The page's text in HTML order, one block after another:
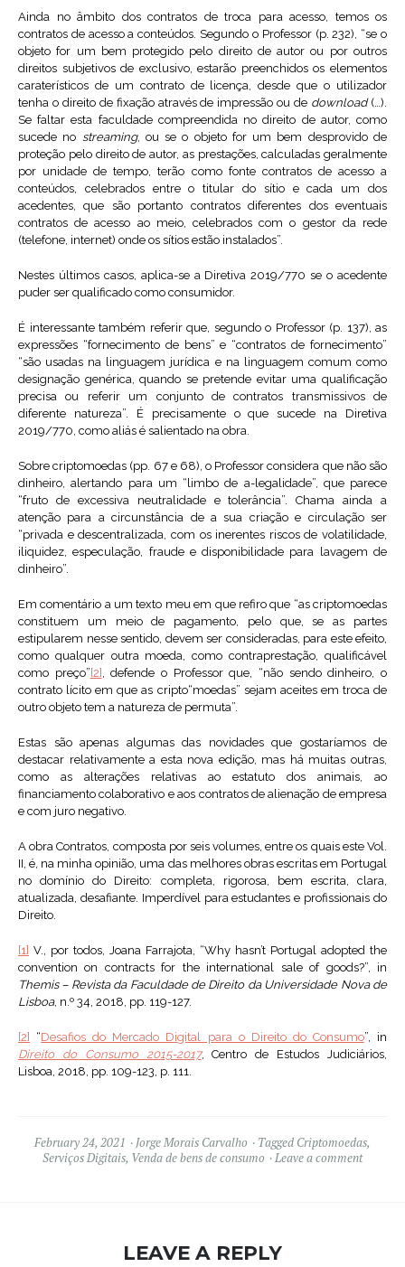
Ainda no âmbito dos contratos de troca para acesso, temos os
contratos de acesso a conteúdos. Segundo o Professor (p. 232), “se o
objeto for um bem protegido pelo direito de autor ou por outros
direitos subjetivos de exclusivo, estarão preenchidos os elementos
caraterísticos de um contrato de licença, desde que o utilizador
tenha o direito de fixação através de impressão ou de download(…).
Se faltar esta faculdade compreendida no direito de autor, como
sucede no streaming, ou se o objeto for um bem desprovido de
proteção pelo direito de autor, as prestações, calculadas geralmente
por unidade de tempo, terão como fonte contratos de acesso a
conteúdos, celebrados entre o titular do sítio e cada um dos
acedentes, que são portanto contratos diferentes dos eventuais
contratos de acesso ao meio, celebrados com o gestor da rede
(telefone, internet) onde os sítios estão instalados”.
Nestes últimos casos, aplica-se a Diretiva 2019/770 se o acedente
puder ser qualificado como consumidor.
É interessante também referir que, segundo o Professor (p. 137), as
expressões “fornecimento de bens” e “contratos de fornecimento”
“são usadas na linguagem jurídica e na linguagem comum como
designação genérica, quando se pretende evitar uma qualificação
precisa ou referir um conjunto de contratos transmissivos de
diferente natureza”. É precisamente o que sucede na Diretiva
2019/770, como aliás é salientado na obra.
Sobre criptomoedas (pp. 67 e 68), o Professor considera que não são
dinheiro, alertando para um “limbo de a-legalidade”, que parece
“fruto de excessiva neutralidade e tolerância”. Chama ainda a
atenção para a circunstância de a sua criação e circulação ser
“privada e descentralizada, com os inerentes riscos de volatilidade,
iliquidez, especulação, fraude e disponibilidade para lavagem de
dinheiro”.
Em comentário a um texto meu em que refiro que “as criptomoedas
constituem um meio de pagamento, pelo que, se as partes
estipularem nesse sentido, devem ser consideradas, para este efeito,
como qualquer outra moeda, como contraprestação, qualificável
como preço” [2] , defende o Professor que, “não sendo dinheiro, o
contrato lícito em que as cripto“moedas” sejam aceites em troca de
outro objeto tem a natureza de permuta”.
Estas são apenas algumas das novidades que gostaríamos de
destacar relativamente a esta nova edição, mas há muitas outras,
como as alterações relativas ao estatuto dos animais, ao
financiamento colaborativo e aos contratos de alienação de empresa
e com juro negativo.
A obra Contratos, composta por seis volumes, entre os quais este Vol.
II, é, na minha opinião, uma das melhores obras escritas em Portugal
no domínio do Direito: completa, rigorosa, bem escrita, clara,
atualizada, desafiante. Imperdível para estudantes e profissionais do
Direito.
[1] V., por todos, Joana Farrajota, “Why hasn’t Portugal adopted the
convention on contracts for the international sale of goods?”, in
Themis – Revista da Faculdade de Direito da Universidade Nova de
Lisboa, n.º 34, 2018, pp. 119-127.
[2] “Desafios do Mercado Digital para o Direito do Consumo”, in
Direito do Consumo 2015-2017, Centro de Estudos Judiciários,
Lisboa, 2018, pp. 109-123, p. 111.
February 24, 2021 Jorge Morais Carvalho Tagged Criptomoedas,
Serviços Digitais, Venda de bens de consumo Leave a comment
LEAVE A REPLY